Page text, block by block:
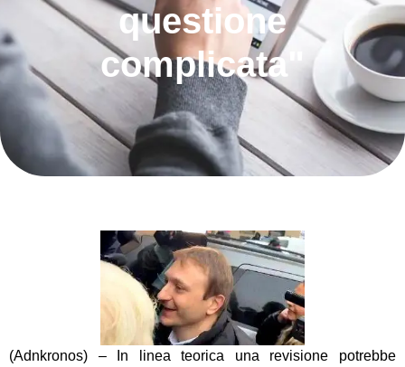
questione
complicata"
(Adnkronos) – In linea teorica una revisione potrebbe